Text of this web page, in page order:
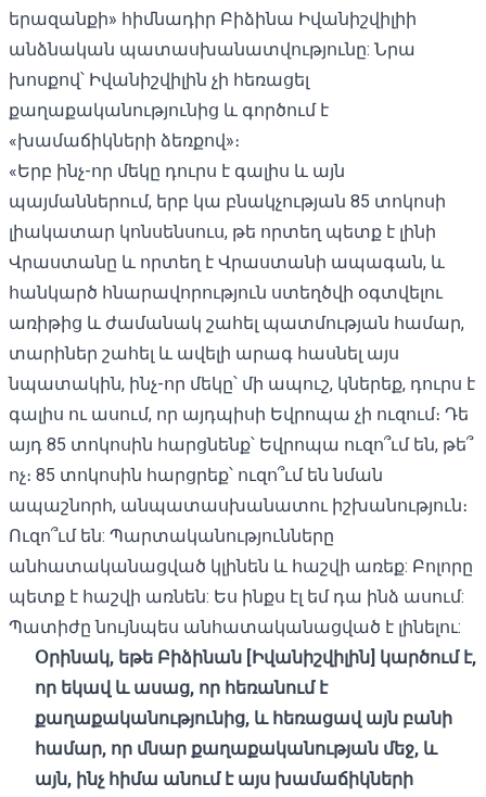
երազանքի» հիմնադիր Բիձինա Իվանիշվիլիի
անձնական պատասխանատվությունը: Նրա
խոսքով՝ Իվանիշվիլին չի հեռացել
քաղաքականությունից և գործում է
«խամաճիկների ձեռքով»։
«Երբ ինչ-որ մեկը դուրս է գալիս և այն
պայմաններում, երբ կա բնակչության 85 տոկոսի
լիակատար կոնսենսուս, թե որտեղ պետք է լինի
Վրաստանը և որտեղ է Վրաստանի ապագան, և
հանկարծ հնարավորություն ստեղծվի օգտվելու
առիթից և ժամանակ շահել պատմության համար,
տարիներ շահել և ավելի արագ հասնել այս
նպատակին, ինչ-որ մեկը՝ մի ապուշ, կներեք, դուրս է
գալիս ու ասում, որ այդպիսի Եվրոպա չի ուզում։ Դե
այդ 85 տոկոսին հարցնենք՝ Եվրոպա ուզո՞ւմ են, թե՞
ոչ։ 85 տոկոսին հարցրեք՝ ուզո՞ւմ են նման
ապաշնորհ, անպատասխանատու իշխանություն։
Ուզո՞ւմ են: Պարտականությունները
անհատականացված կլինեն և հաշվի առեք: Բոլորը
պետք է հաշվի առնեն: Ես ինքս էլ եմ դա ինձ ասում:
Պատիժը նույնպես անհատականացված է լինելու:
Օրինակ, եթե Բիձինան [Իվանիշվիլին] կարծում է,
որ եկավ և ասաց, որ հեռանում է
քաղաքականությունից, և հեռացավ այն բանի
համար, որ մնար քաղաքականության մեջ, և
այն, ինչ հիմա անում է այս խամաճիկների